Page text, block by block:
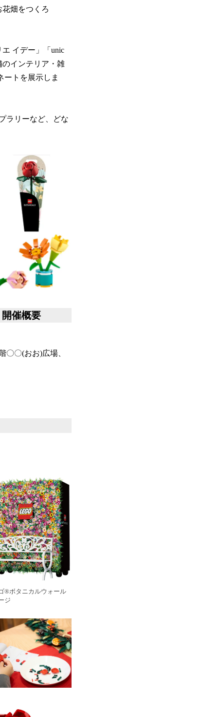
畑をつくろ
イデー」「unic
インテリア・雑
トを展示しま
ラリーなど、どな
催概要
〇〇(おお)広場、
®ボタニカルウォール
ジ